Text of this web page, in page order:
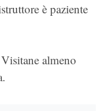
è paziente
almeno